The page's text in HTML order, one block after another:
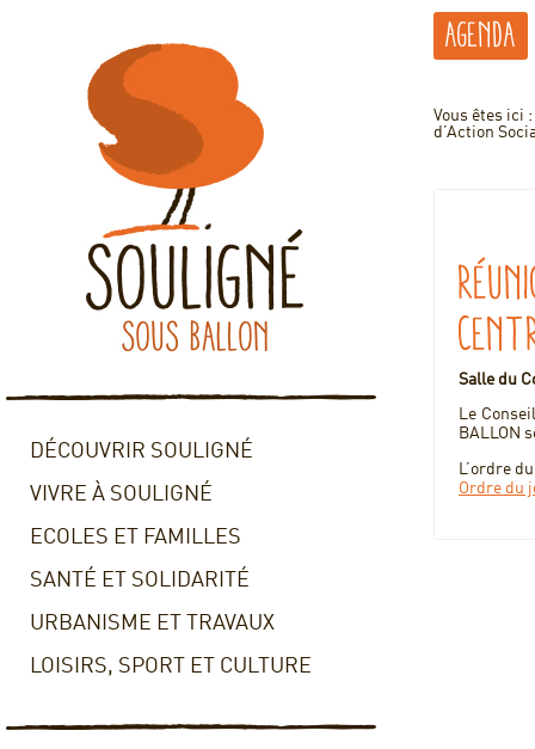
DÉCOUVRIR SOULIGNÉ
VIVRE À SOULIGNÉ
ECOLES ET FAMILLES
SANTÉ ET SOLIDARITÉ
URBANISME ET TRAVAUX
LOISIRS, SPORT ET CULTURE
Agenda
Vous êtes ici :
d’Action
Salle du
Le
BALLON
L’ordre
Ordre du